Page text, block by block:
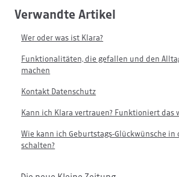
Verwandte Artikel
Wer oder was ist Klara?
Funktionalitäten, die gefallen und den
machen
Kontakt Datenschutz
Kann ich Klara vertrauen? Funktioniert das
Wie kann ich Geburtstags-Glückwünsche in
schalten?